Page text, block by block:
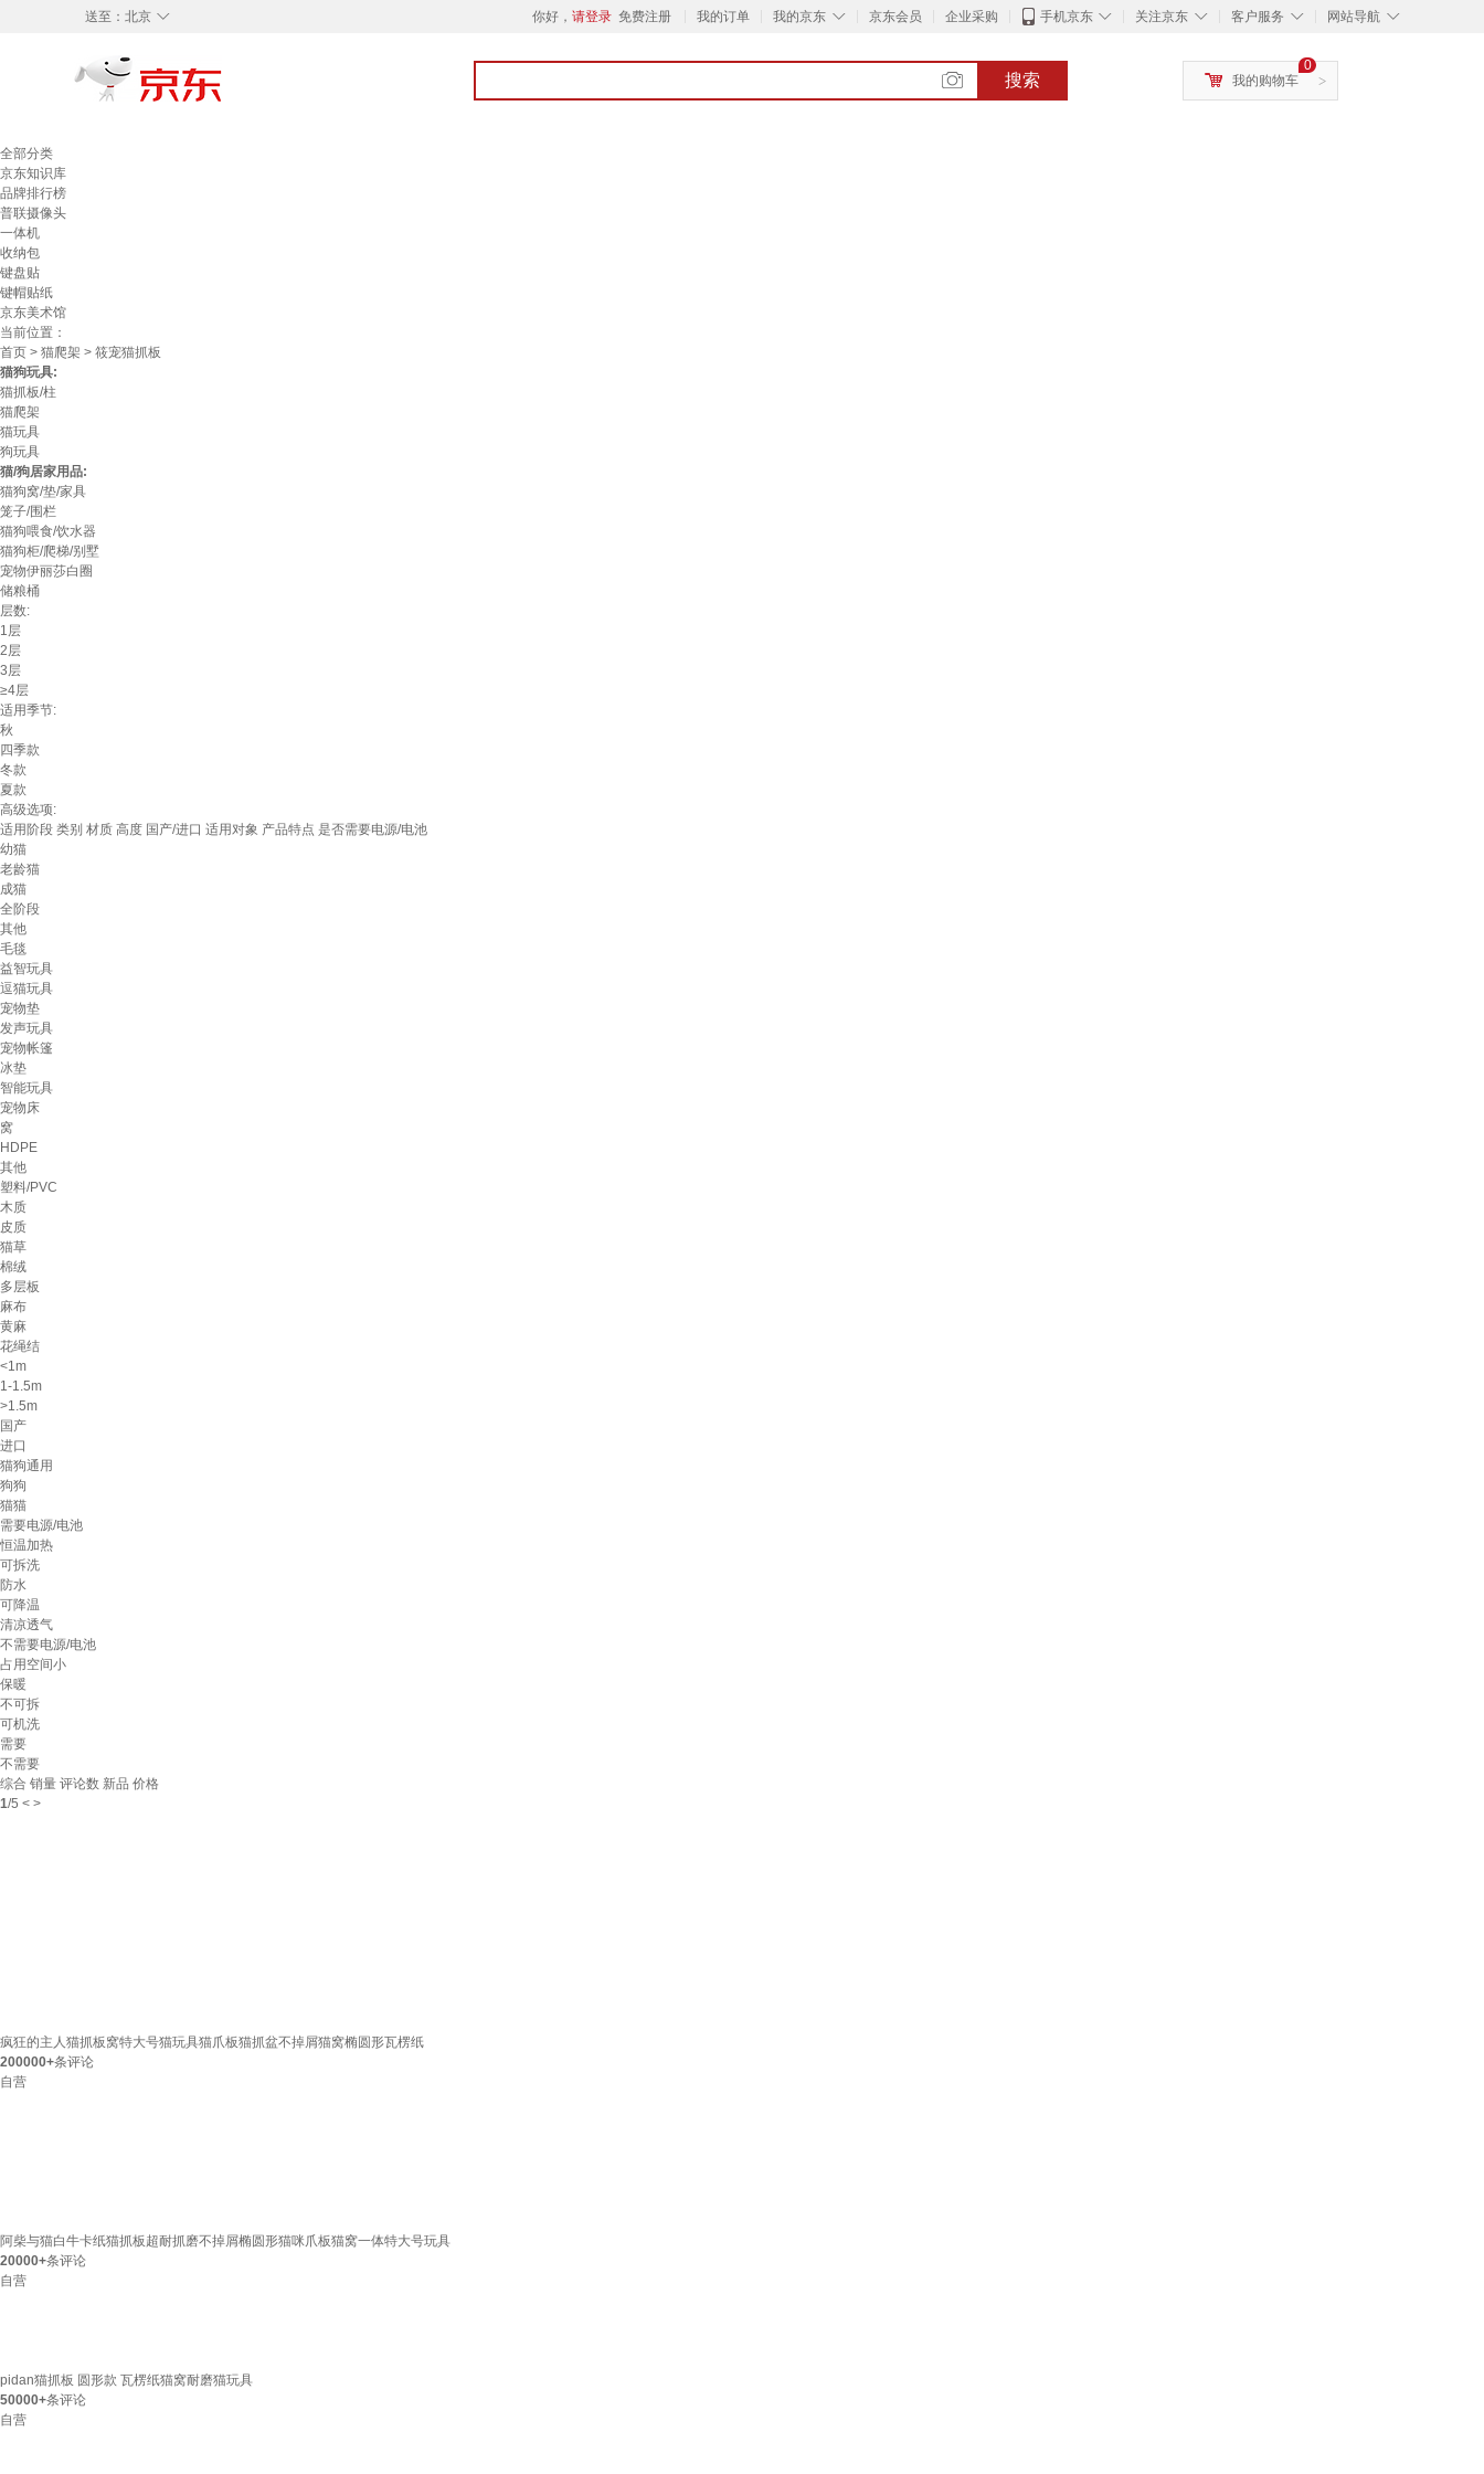
◇
送至： 北京 你好， 请登录 免费注册 我的订单 ◇
我的京东 京东会员 企业采购 ◇
手机京东 ◇
关注京东 ◇
客户服务 ◇
网站导航
搜索 >
0
我的购物车
全部分类
京东知识库
品牌排行榜
普联摄像头
一体机
收纳包
键盘贴
键帽贴纸
京东美术馆
当前位置：
首页 > 猫爬架 > 筱宠猫抓板
猫狗玩具:
猫抓板/柱
猫爬架
猫玩具
狗玩具
猫/狗居家用品:
猫狗窝/垫/家具
笼子/围栏
猫狗喂食/饮水器
猫狗柜/爬梯/别墅
宠物伊丽莎白圈
储粮桶
层数:
1层
2层
3层
≥4层
适用季节:
秋
四季款
冬款
夏款
高级选项:
适用阶段 类别 材质 高度 国产/进口 适用对象 产品特点 是否需要电源/电池
幼猫
老龄猫
成猫
全阶段
其他
毛毯
益智玩具
逗猫玩具
宠物垫
发声玩具
宠物帐篷
冰垫
智能玩具
宠物床
窝
HDPE
其他
塑料/PVC
木质
皮质
猫草
棉绒
多层板
麻布
黄麻
花绳结
<1m
1-1.5m
>1.5m
国产
进口
猫狗通用
狗狗
猫猫
需要电源/电池
恒温加热
可拆洗
防水
可降温
清凉透气
不需要电源/电池
占用空间小
保暖
不可拆
可机洗
需要
不需要
综合 销量 评论数 新品 价格
1/5 < >
疯狂的主人猫抓板窝特大号猫玩具猫爪板猫抓盆不掉屑猫窝椭圆形瓦楞纸
200000+条评论
自营
阿柴与猫白牛卡纸猫抓板超耐抓磨不掉屑椭圆形猫咪爪板猫窝一体特大号玩具
20000+条评论
自营
pidan猫抓板 圆形款 瓦楞纸猫窝耐磨猫玩具
50000+条评论
自营